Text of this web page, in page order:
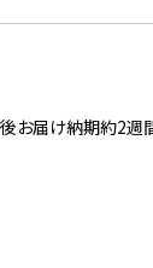
届け納期約2週間